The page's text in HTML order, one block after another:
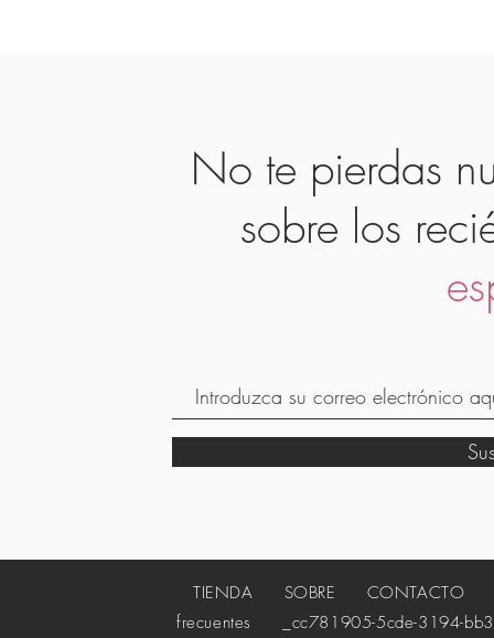
No te pierdas
sobre los
TIENDA SOBRE CONTACTO
frecuentes
_cc781905-5cde-3194-